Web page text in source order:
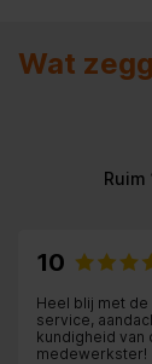
Wat
Ruim
10
Heel blij met de
service,
kundigheid van
medewerkster!